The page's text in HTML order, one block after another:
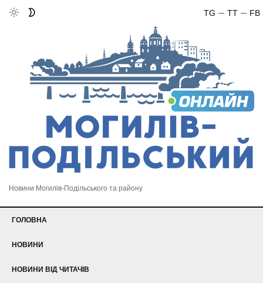
FB
TT
TG
Новини Могилів-Подільського та району
ГОЛОВНА
НОВИНИ
НОВИНИ ВІД ЧИТАЧІВ